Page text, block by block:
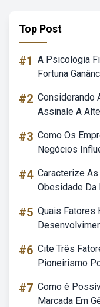
Top Post
#1 A Psicologia
Fortuna
#2 Considerando
Assinale A
#3 Como Os
Negócios
#4 Caracterize
Obesidade Da
#5 Quais Fatores
#6 Cite Três
Pioneirismo
#7 Como é
Marcada Em